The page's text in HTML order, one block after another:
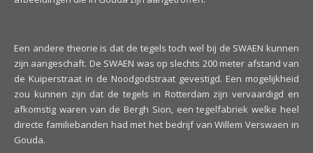
Een andere theorie is dat de tegels toch wel bij de SWAEN kunnen
zijn aangeschaft. De SWAEN was op slechts 200 meter afstand van
de Kuiperstraat in de Noodgodstraat gevestigd. Een mogelijkheid
zou kunnen zijn dat de tegels in Rotterdam zijn vervaardigd en
afkomstig waren van de Bergh Sion, een tegelfabriek welke heel
directe familiebanden had met het bedrijf van Willem Verswaen in
Gouda.